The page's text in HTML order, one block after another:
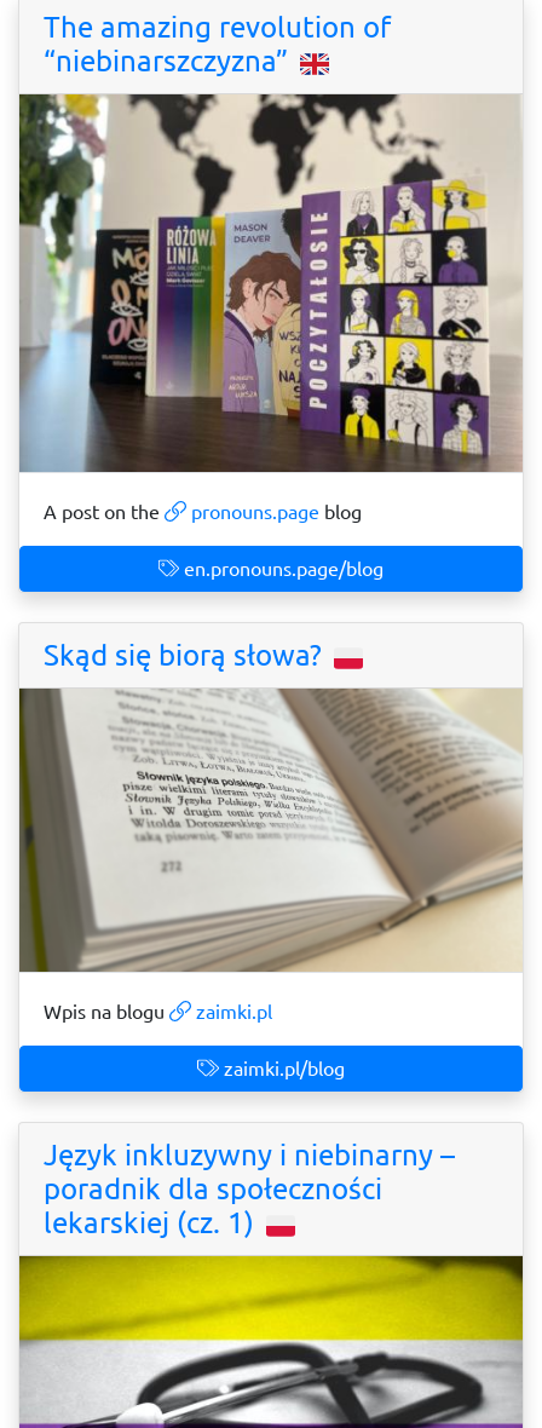
The amazing revolution of
“niebinarszczyzna”
A post on the pronouns.page blog
en.pronouns.page/blog
Skąd się biorą słowa?
Wpis na blogu zaimki.pl
zaimki.pl/blog
Język inkluzywny i niebinarny –
poradnik dla społeczności
lekarskiej (cz. 1)